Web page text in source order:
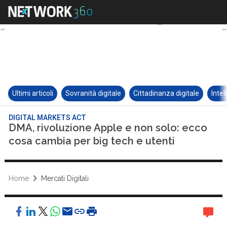
Ultimi articoli Sovranità digitale Cittadinanza digitale
DIGITAL MARKETS ACT
DMA, rivoluzione Apple e non solo: ecco
cosa cambia per big tech e utenti
Home Mercati Digitali